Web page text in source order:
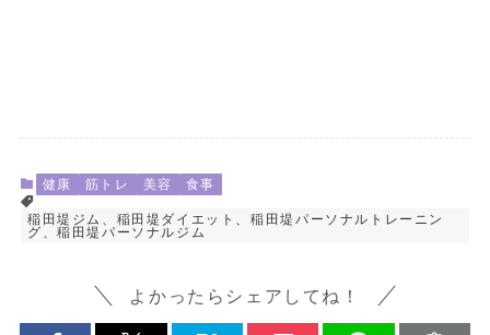
健康 筋トレ 美容 食事
稲田堤ジム、稲田堤ダイエット、稲田堤パーソナルトレーニン
グ、稲田堤パーソナルジム
よかったらシェアしてね！